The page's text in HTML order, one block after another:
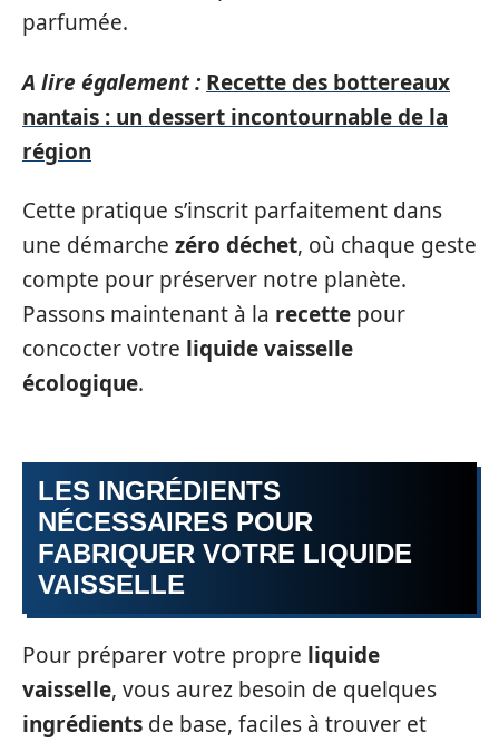
parfumée.
A lire également : Recette des bottereaux
nantais : un dessert incontournable de la
région
Cette pratique s’inscrit parfaitement dans
une démarche zéro déchet, où chaque geste
compte pour préserver notre planète.
Passons maintenant à la recette pour
concocter votre liquide vaisselle
écologique.
LES INGRÉDIENTS
NÉCESSAIRES POUR
FABRIQUER VOTRE LIQUIDE
VAISSELLE
Pour préparer votre propre liquide
vaisselle, vous aurez besoin de quelques
ingrédients de base, faciles à trouver et